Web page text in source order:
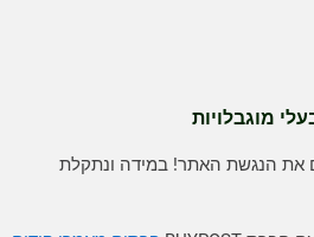
מוגבלויות
את הנגשת האתר! במידה ונתקלת